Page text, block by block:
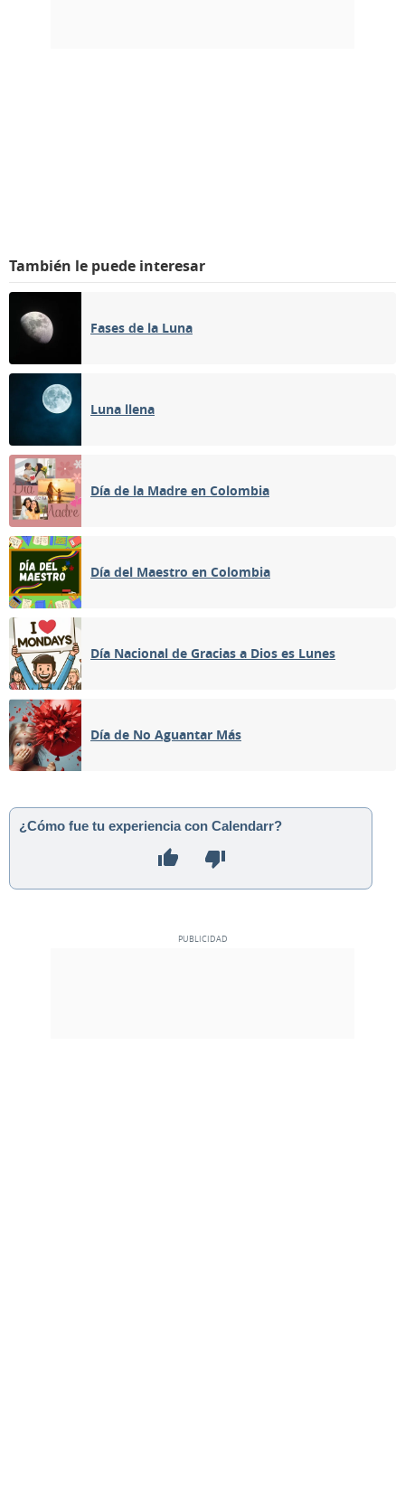
También le puede interesar
Fases de la Luna
Luna llena
Día de la Madre en Colombia
Día del Maestro en Colombia
Día Nacional de Gracias a Dios es Lunes
Día de No Aguantar Más
¿Cómo fue tu experiencia con Calendarr?